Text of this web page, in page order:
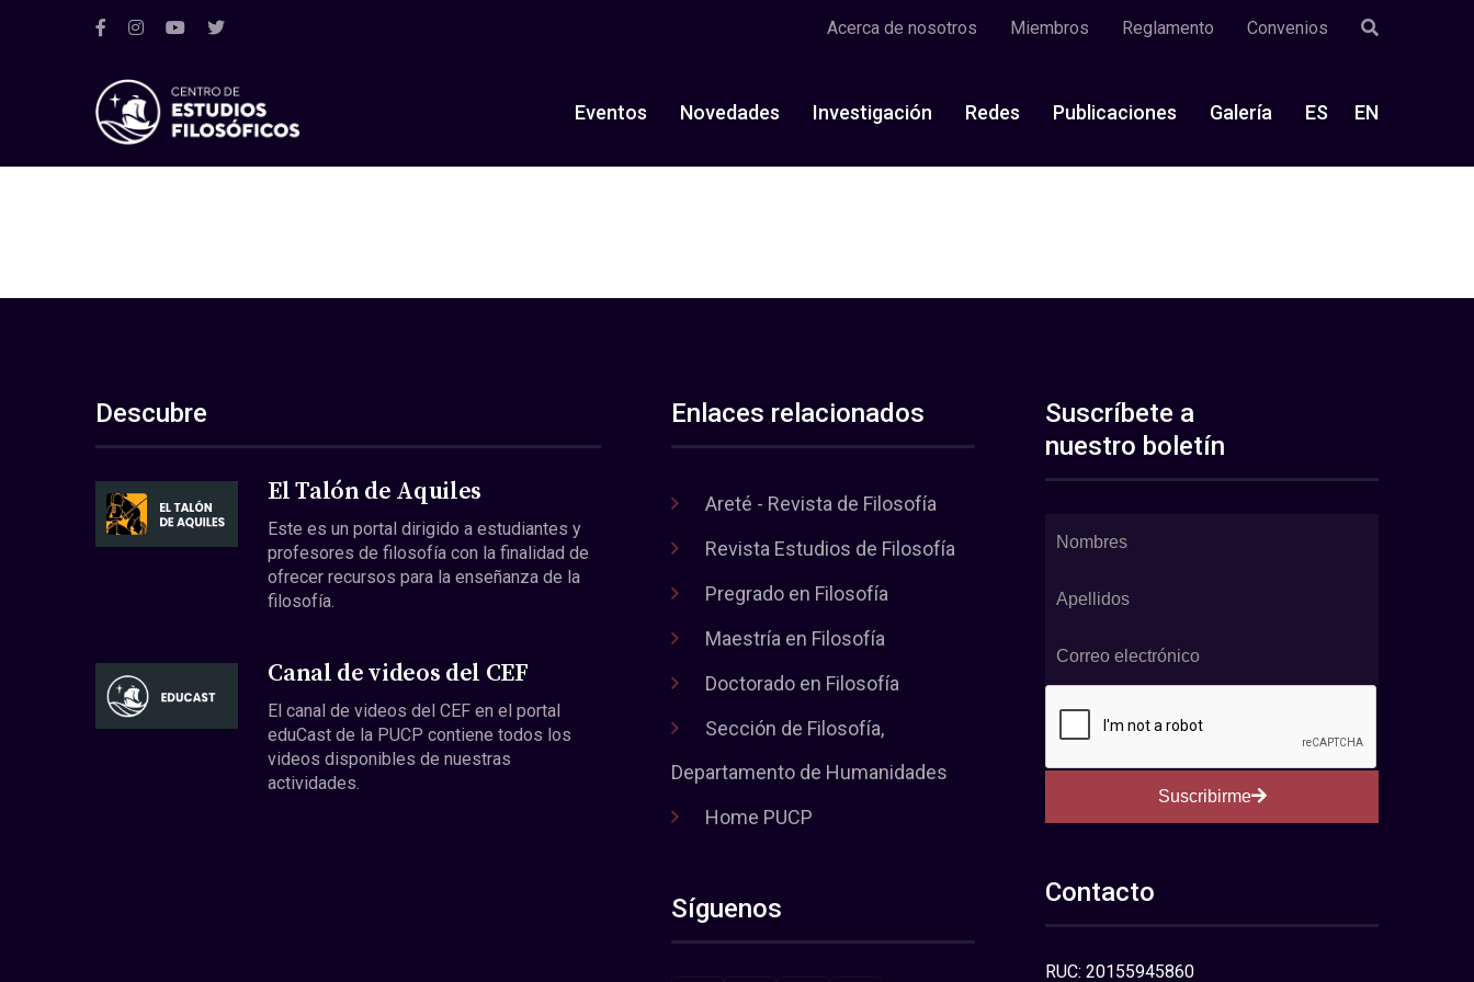
Acerca de nosotros Miembros Reglamento Convenios
Eventos Novedades Investigación Redes Publicaciones Galería ES EN
Descubre
El Talón de Aquiles
Este es un portal dirigido a estudiantes y
profesores de filosofía con la finalidad de
ofrecer recursos para la enseñanza de la
filosofía.
Canal de videos del CEF
El canal de videos del CEF en el portal
eduCast de la PUCP contiene todos los
videos disponibles de nuestras
actividades.
Enlaces relacionados
Areté - Revista de Filosofía
Revista Estudios de Filosofía
Pregrado en Filosofía
Maestría en Filosofía
Doctorado en Filosofía
Sección de Filosofía,
Departamento de Humanidades
Home PUCP
Síguenos
Suscríbete a
nuestro boletín
Suscribirme
Contacto
RUC: 20155945860